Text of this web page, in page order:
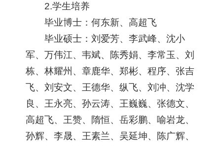
2.学生培养
毕业博士：何东新、高超飞
毕业硕士：刘爱芳、李武峰、沈小
军、万伟江、韦斌、陈秀娟、李常玉、刘
栋、林耀州、章鹿华、郑彬、程序、张吉
飞、刘安文、王德华、纵飞、刘冲、沈学
良、王永亮、孙云涛、王巍巍、张德文、
高超飞、王赞、隋恒、岳彩鹏、喻岩龙、
孙辉、李晟、王素兰、吴延坤、陈广辉、